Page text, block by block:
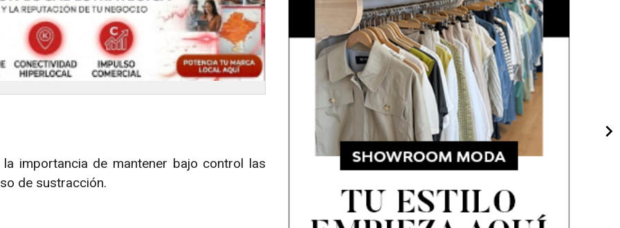
importancia de mantener bajo control las
de sustracción.